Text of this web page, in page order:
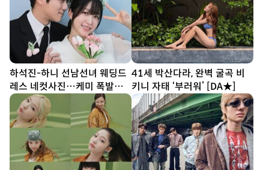
하석진-하니 선남선녀 웨딩드
레스 네컷사진…케미 폭발
[DA★]
41세 박산다라, 완벽 굴곡 비
키니 자태 ‘부러워’ [DA★]